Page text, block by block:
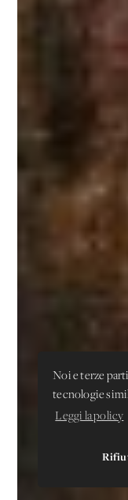
Noi e terze
tecnologie
Leggi la policy